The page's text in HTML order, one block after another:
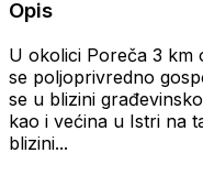
Opis
U okolici Poreča 3 km
se poljoprivredno
se u blizini
kao i većina u Istri na
blizini...